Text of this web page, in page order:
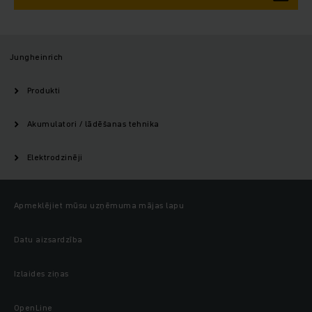
Jungheinrich
Produkti
Akumulatori / lādēšanas tehnika
Elektrodzinēji
Apmeklējiet mūsu uzņēmuma mājas lapu
Datu aizsardzība
Izlaides ziņas
OpenLine